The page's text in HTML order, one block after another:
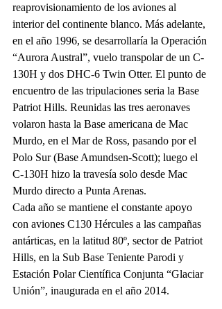
reaprovisionamiento de los aviones al
interior del continente blanco. Más adelante,
en el año 1996, se desarrollaría la Operación
“Aurora Austral”, vuelo transpolar de un C-
130H y dos DHC-6 Twin Otter. El punto de
encuentro de las tripulaciones seria la Base
Patriot Hills. Reunidas las tres aeronaves
volaron hasta la Base americana de Mac
Murdo, en el Mar de Ross, pasando por el
Polo Sur (Base Amundsen-Scott); luego el
C-130H hizo la travesía solo desde Mac
Murdo directo a Punta Arenas.
Cada año se mantiene el constante apoyo
con aviones C130 Hércules a las campañas
antárticas, en la latitud 80º, sector de Patriot
Hills, en la Sub Base Teniente Parodi y
Estación Polar Científica Conjunta “Glaciar
Unión”, inaugurada en el año 2014.